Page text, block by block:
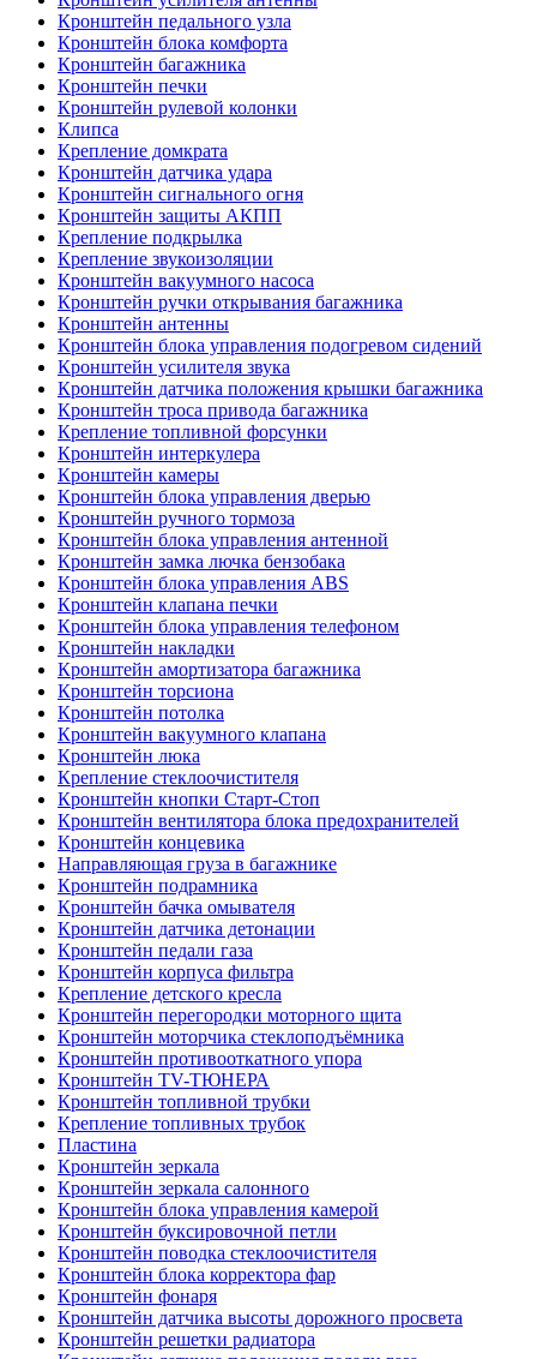
Кронштейн педального узла
Кронштейн блока комфорта
Кронштейн багажника
Кронштейн печки
Кронштейн рулевой колонки
Клипса
Крепление домкрата
Кронштейн датчика удара
Кронштейн сигнального огня
Кронштейн защиты АКПП
Крепление подкрылка
Крепление звукоизоляции
Кронштейн вакуумного насоса
Кронштейн ручки открывания багажника
Кронштейн антенны
Кронштейн блока управления подогревом сидений
Кронштейн усилителя звука
Кронштейн датчика положения крышки багажника
Кронштейн троса привода багажника
Крепление топливной форсунки
Кронштейн интеркулера
Кронштейн камеры
Кронштейн блока управления дверью
Кронштейн ручного тормоза
Кронштейн блока управления антенной
Кронштейн замка лючка бензобака
Кронштейн блока управления ABS
Кронштейн клапана печки
Кронштейн блока управления телефоном
Кронштейн накладки
Кронштейн амортизатора багажника
Кронштейн торсиона
Кронштейн потолка
Кронштейн вакуумного клапана
Кронштейн люка
Крепление стеклоочистителя
Кронштейн кнопки Старт-Стоп
Кронштейн вентилятора блока предохранителей
Кронштейн концевика
Направляющая груза в багажнике
Кронштейн подрамника
Кронштейн бачка омывателя
Кронштейн датчика детонации
Кронштейн педали газа
Кронштейн корпуса фильтра
Крепление детского кресла
Кронштейн перегородки моторного щита
Кронштейн моторчика стеклоподъёмника
Кронштейн противооткатного упора
Кронштейн TV-ТЮНЕРА
Кронштейн топливной трубки
Крепление топливных трубок
Пластина
Кронштейн зеркала
Кронштейн зеркала салонного
Кронштейн блока управления камерой
Кронштейн буксировочной петли
Кронштейн поводка стеклоочистителя
Кронштейн блока корректора фар
Кронштейн фонаря
Кронштейн датчика высоты дорожного просвета
Кронштейн решетки радиатора